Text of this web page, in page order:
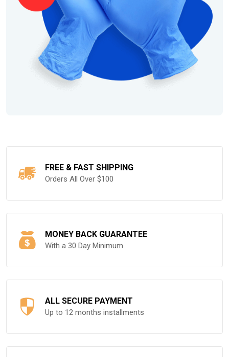
FREE & FAST SHIPPING
Orders All Over $100
MONEY BACK GUARANTEE
With a 30 Day Minimum
ALL SECURE PAYMENT
Up to 12 months installments